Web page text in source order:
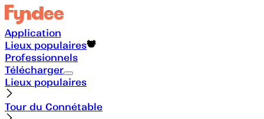
Application
Lieux populaires
Professionnels
Télécharger
Lieux populaires
Tour du Connétable